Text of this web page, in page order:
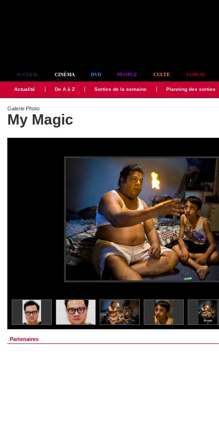
ACCUEIL CINÉMA DVD PEOPLE CULTE FORUM
Actualité De A à Z Sorties de la semaine Planning des sorties
Galerie Photo
My Magic
Partenaires